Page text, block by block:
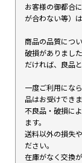
お客様の御都合
が合わない等）
商品の品質につ
破損がありまし
だければ、良品
一度ご利用にな
品はお受けできま
不良品・破損に
ます。
送料以外の損失
ださい。
在庫がなく交換